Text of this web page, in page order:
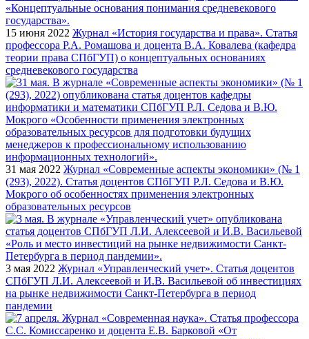
15 июня 2022 Журнал «История государства и права». Статья
профессора Р.А. Ромашова и доцента В.А. Ковалева (кафедра
теории права СПбГУП) о концептуальных основаниях
средневекового государства
31 мая 2022 Журнал «Современные аспекты экономики» (№ 1
(293), 2022). Статья доцентов СПбГУП Р.Л. Седова и В.Ю.
Мокрого об особенностях применения электронных
образовательных ресурсов
3 мая 2022 Журнал «Управленческий учет». Статья доцентов
СПбГУП Л.И. Алексеевой и И.В. Васильевой об инвестициях
на рынке недвижимости Санкт-Петербурга в период
пандемии